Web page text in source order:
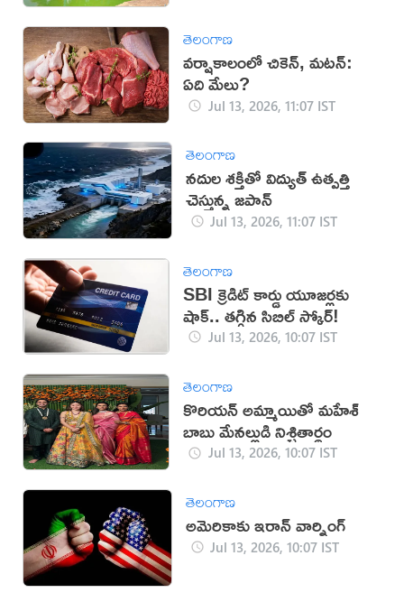
తెలంగాణ
వర్షాకాలంలో చికెన్, మటన్:
ఏది మేలు?
Jul 13, 2026, 11:07 IST
తెలంగాణ
నదుల శక్తితో విద్యుత్ ఉత్పత్తి
చెస్తున్న జపాన్
Jul 13, 2026, 11:07 IST
తెలంగాణ
SBI క్రెడిట్ కార్డు యూజర్లకు
షాక్.. తగ్గిన సిబిల్ స్కోర్!
Jul 13, 2026, 10:07 IST
తెలంగాణ
కొరియన్ అమ్మాయితో మహేశ్
బాబు మేనల్లుడి నిశ్చితార్థం
Jul 13, 2026, 10:07 IST
తెలంగాణ
అమెరికాకు ఇరాన్‌ వార్నింగ్‌
Jul 13, 2026, 10:07 IST